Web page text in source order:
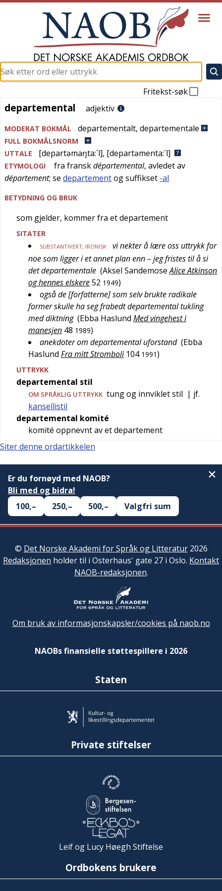
Fritekst-søk
departemental
departemental adjektiv
MODERAT BOKMÅL departementalt, departementale
FULL BOKMÅLSNORM
UTTALE
[departəmaŋta:´l], [departəmenta:´l]
ETYMOLOGI fra franskdépartemental, avledet av
département; se departementog suffikset -al
BETYDNING OG BRUK
som gjelder, kommer fra et departement
SITATER
SUBSTANTIVERT, IRONISK
vi nekter å lære oss uttrykk for
noe som ligger i et annet plan enn – jeg fristes til å si
det departementale (Aksel Sandemose Alice Atkinson
og hennes elskere52 1949)
også de [forfatterne] som selv brukte radikale
former skulle ha seg frabedt departemental tukling
med diktning (Ebba Haslund Med vingehest i
manesjen 48 1989)
anekdoter om departemental uforstand (Ebba
Haslund Fra mitt Stromboli 104 1991)
UTTRYKK
departemental stil
OM SPRÅKLIG UTTRYKK tung og innviklet stil | jf.
kansellistil
departemental komité
komité oppnevnt av et departement
Siter denne ordartikkelen
Er du fornøyd med NAOB?
Bli med og bidra!
100,–
250,– 500,– Valgfri sum
© Det Norske Akademi for Språk og Litteratur2026
Redaksjonen holder til i Osterhaus' gate 27 i Oslo. Kontakt
NAOB-redaksjonen.
Om bruk av informasjonskapsler/cookies på naob.no
NAOBs finansielle støttespillere i 2026
Staten
Private stiftelser
Leif og Lucy Høegh Stiftelse
Ordbokens brukere